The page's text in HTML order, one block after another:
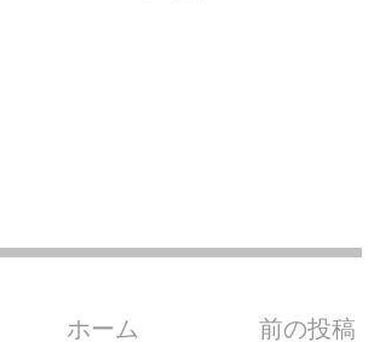
前の投稿
ホーム